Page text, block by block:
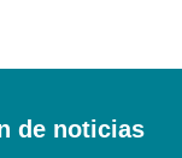
de noticias